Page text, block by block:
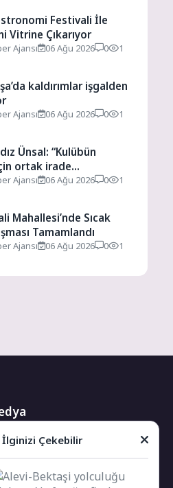
Festivali İle
Vitrine Çıkarıyor
Ajansı 06 Ağu 2026 0 1
kaldırımlar işgalden
Ajansı 06 Ağu 2026 0 1
Ünsal: “Kulübün
ortak irade
Ajansı 06 Ağu 2026 0 1
Mahallesi’nde Sıcak
Tamamlandı
Ajansı 06 Ağu 2026 0 1
Facebook
LinkedIn
İlginizi Çekebilir